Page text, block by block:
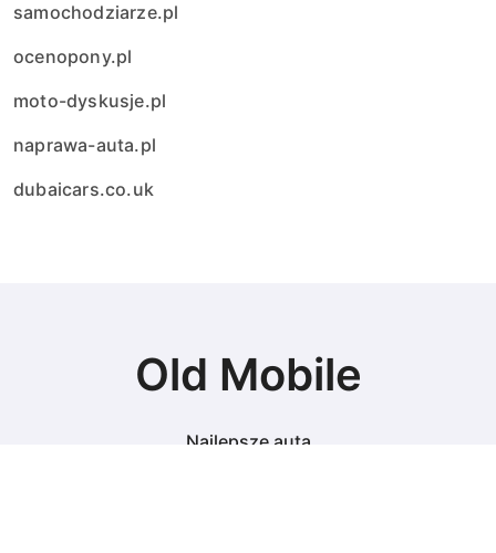
samochodziarze.pl
ocenopony.pl
moto-dyskusje.pl
naprawa-auta.pl
dubaicars.co.uk
Old Mobile
Najlepsze auta